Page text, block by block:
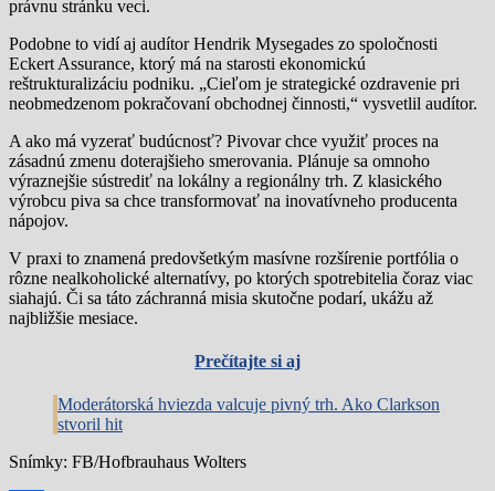
právnu stránku veci.
Podobne to vidí aj audítor Hendrik Mysegades zo spoločnosti
Eckert Assurance, ktorý má na starosti ekonomickú
reštrukturalizáciu podniku. „Cieľom je strategické ozdravenie pri
neobmedzenom pokračovaní obchodnej činnosti,“ vysvetlil audítor.
A ako má vyzerať budúcnosť? Pivovar chce využiť proces na
zásadnú zmenu doterajšieho smerovania. Plánuje sa omnoho
výraznejšie sústrediť na lokálny a regionálny trh. Z klasického
výrobcu piva sa chce transformovať na inovatívneho producenta
nápojov.
V praxi to znamená predovšetkým masívne rozšírenie portfólia o
rôzne nealkoholické alternatívy, po ktorých spotrebitelia čoraz viac
siahajú. Či sa táto záchranná misia skutočne podarí, ukážu až
najbližšie mesiace.
Prečítajte si aj
Moderátorská hviezda valcuje pivný trh. Ako Clarkson
stvoril hit
Snímky: FB/Hofbrauhaus Wolters